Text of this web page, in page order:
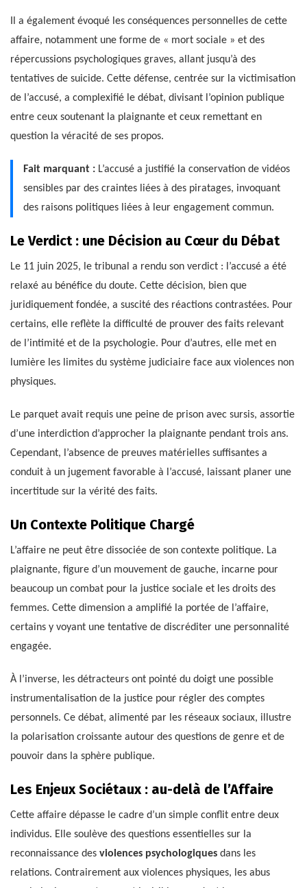
Il a également évoqué les conséquences personnelles de cette
affaire, notamment une forme de « mort sociale » et des
répercussions psychologiques graves, allant jusqu’à des
tentatives de suicide. Cette défense, centrée sur la victimisation
de l’accusé, a complexifié le débat, divisant l’opinion publique
entre ceux soutenant la plaignante et ceux remettant en
question la véracité de ses propos.
Fait marquant : L’accusé a justifié la conservation de vidéos
sensibles par des craintes liées à des piratages, invoquant
des raisons politiques liées à leur engagement commun.
Le Verdict : une Décision au Cœur du Débat
Le 11 juin 2025, le tribunal a rendu son verdict : l’accusé a été
relaxé au bénéfice du doute. Cette décision, bien que
juridiquement fondée, a suscité des réactions contrastées. Pour
certains, elle reflète la difficulté de prouver des faits relevant
de l’intimité et de la psychologie. Pour d’autres, elle met en
lumière les limites du système judiciaire face aux violences non
physiques.
Le parquet avait requis une peine de prison avec sursis, assortie
d’une interdiction d’approcher la plaignante pendant trois ans.
Cependant, l’absence de preuves matérielles suffisantes a
conduit à un jugement favorable à l’accusé, laissant planer une
incertitude sur la vérité des faits.
Un Contexte Politique Chargé
L’affaire ne peut être dissociée de son contexte politique. La
plaignante, figure d’un mouvement de gauche, incarne pour
beaucoup un combat pour la justice sociale et les droits des
femmes. Cette dimension a amplifié la portée de l’affaire,
certains y voyant une tentative de discréditer une personnalité
engagée.
À l’inverse, les détracteurs ont pointé du doigt une possible
instrumentalisation de la justice pour régler des comptes
personnels. Ce débat, alimenté par les réseaux sociaux, illustre
la polarisation croissante autour des questions de genre et de
pouvoir dans la sphère publique.
Les Enjeux Sociétaux : au-delà de l’Affaire
Cette affaire dépasse le cadre d’un simple conflit entre deux
individus. Elle soulève des questions essentielles sur la
reconnaissance des violences psychologiques dans les
relations. Contrairement aux violences physiques, les abus